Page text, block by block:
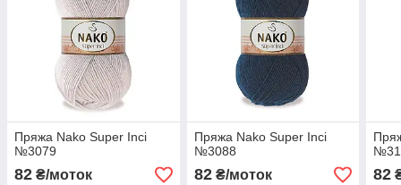
Пряжа Nako Super Inci
№3079
82 ₴/моток
Пряжа Nako Super Inci
№3088
82₴/моток 82